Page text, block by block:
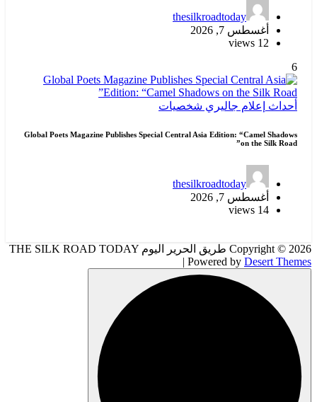
thesilkroadtoday
أغسطس 7, 2026
12 views
6
أحداث إعلام جاليري شخصيات
Global Poets Magazine Publishes Special Central Asia Edition: “Camel Shadows
on the Silk Road”
thesilkroadtoday
أغسطس 7, 2026
14 views
Copyright © 2026 طريق الحرير اليوم THE SILK ROAD TODAY
| Powered by Desert Themes